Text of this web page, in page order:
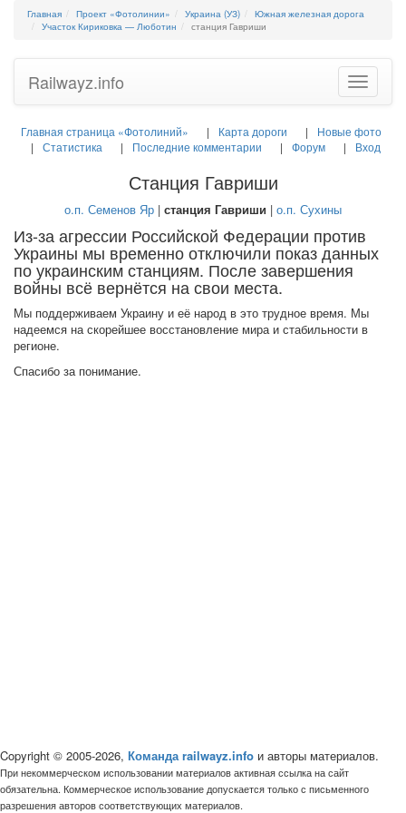
Главная Проект «Фотолинии» Украина (УЗ)
Южная железная дорога
Участок Кириковка — Люботин
станция Гавриши
Toggle
Railwayz.info
Главная страница «Фотолиний» Карта дороги
Новые фото
Статистика
Последние комментарии Форум Вход
Станция Гавриши
о.п. Семенов Яр | станция Гавриши | о.п. Сухины
Из-за агрессии Российской Федерации против
Украины мы временно отключили показ данных
по украинским станциям. После завершения
войны всё вернётся на свои места.
Мы поддерживаем Украину и её народ в это трудное время. Мы
надеемся на скорейшее восстановление мира и стабильности в
регионе.
Спасибо за понимание.
Copyright © 2005-2026, Команда railwayz.info и авторы материалов.
При некоммерческом использовании материалов активная ссылка на сайт
обязательна. Коммерческое использование допускается только с письменного
разрешения авторов соответствующих материалов.